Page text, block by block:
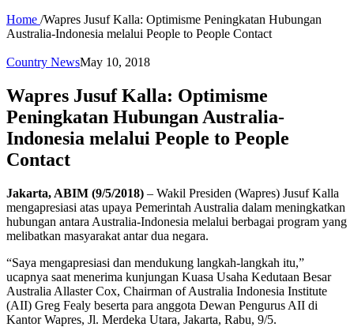
Home /Wapres Jusuf Kalla: Optimisme Peningkatan Hubungan
Australia-Indonesia melalui People to People Contact
Country NewsMay 10, 2018
Wapres Jusuf Kalla: Optimisme
Peningkatan Hubungan Australia-
Indonesia melalui People to People
Contact
Jakarta, ABIM (9/5/2018) – Wakil Presiden (Wapres) Jusuf Kalla
mengapresiasi atas upaya Pemerintah Australia dalam meningkatkan
hubungan antara Australia-Indonesia melalui berbagai program yang
melibatkan masyarakat antar dua negara.
“Saya mengapresiasi dan mendukung langkah-langkah itu,”
ucapnya saat menerima kunjungan Kuasa Usaha Kedutaan Besar
Australia Allaster Cox, Chairman of Australia Indonesia Institute
(AII) Greg Fealy beserta para anggota Dewan Pengurus AII di
Kantor Wapres, Jl. Merdeka Utara, Jakarta, Rabu, 9/5.